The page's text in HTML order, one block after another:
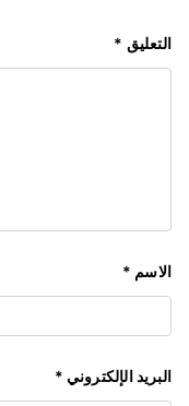
التعليق *
الاسم *
البريد الإلكتروني *